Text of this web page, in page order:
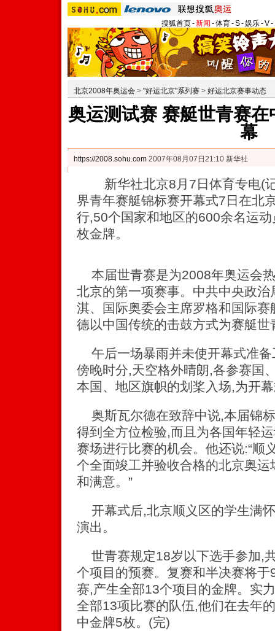
搜狐首页-新闻 -体育-S-娱乐-V-
北京2008年奥运会 > "好运北京"系列赛 > 好运北京赛事动态
奥运测试赛 赛艇世青赛
幕
https://2008.sohu.com 2007年08月07日21:10 新华社
新华社北京8月7日体育专电(
界青年赛艇锦标赛开幕式7日在北
行,50个国家和地区的600余名运
枚金牌。
本届世青赛是为2008年奥运会热
北京的第一项赛事。中共中央政
淇、国际奥委会主席罗格和国际赛
德以中国传统的击鼓方式为赛艇世
午后一场暴雨并未使开幕式准备
傍晚时分,天空格外晴朗,各参赛国
本国、地区旗帜的划桨入场,为开
奥斯瓦尔德在致辞中说,本届锦
得到全方位检验,而且为各国年轻
赛场进行比赛的机会。他还说:“顺
个全面竣工并验收合格的北京奥
和满意。”
开幕式后,北京顺义区的学生满
演出。
世青赛规定18岁以下选手参加,
个项目的预赛。复赛和半决赛将
赛,产生全部13个项目的金牌。实
全部13项比赛的队伍,他们在去年
中金牌5枚。(完)